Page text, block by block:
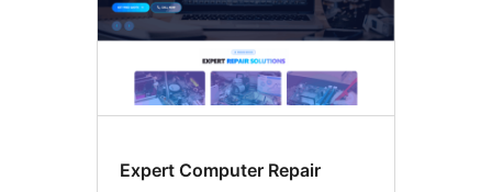
Expert Computer Repair